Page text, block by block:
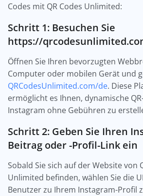
Codes mit QR Codes Unlimited:
Schritt 1: Besuchen Sie
https://
Öffnen Sie Ihren bevorzugten
Computer oder mobilen Gerät und
QRCodesUnlimited.com/de. Diese
ermöglicht es Ihnen, dynamische
Instagram ohne Gebühren zu
Schritt 2: Geben Sie Ihren
Beitrag oder -Profil-Link ein
Sobald Sie sich auf der Website von
Unlimited befinden, wählen Sie die
Benutzer zu Ihrem Instagram-Profil